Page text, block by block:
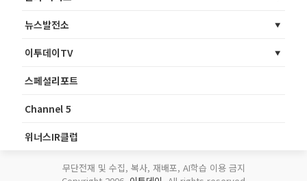
뉴스발전소
이투데이TV
스페셜리포트
Channel 5
위너스IR클럽
무단전재 및 수집, 복사, 재배포, AI학습 이용 금지